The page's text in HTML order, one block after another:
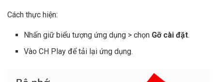
Cách thực hiện:
Nhấn giữ biểu tượng ứng dụng > chọn Gỡ cài đặt.
Vào CH Play để tải lại ứng dụng.